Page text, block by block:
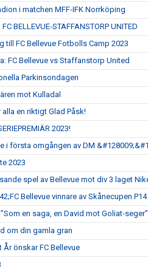
i matchen MFF-IFK Norrköping
BELLEVUE-STAFFANSTORP UNITED
till FC Bellevue Fotbolls Camp 2023
FC Bellevue vs Staffanstorp United
Parkinsondagen
mot Kulladal
alla en riktigt Glad Påsk!
2023!
i första omgången av DM
2023
spel av Bellevue mot div 3 laget
Bellevue vinnare av Skånecupen P14
en saga, en David mot Goliat-seger”
om din gamla gran
önskar FC Bellevue